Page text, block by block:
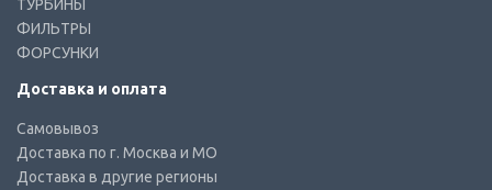
ТУРБИНЫ
ФИЛЬТРЫ
ФОРСУНКИ
Доставка и оплата
Самовывоз
Доставка по г. Москва и МО
Доставка в другие регионы